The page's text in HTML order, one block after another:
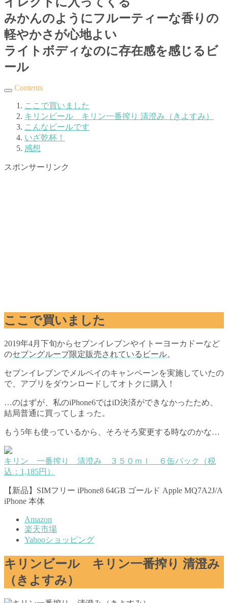
みかんのようにフルーティーな香りの
軽やかさが心地よい
ライトボディなのに存在感を感じるビ
ール
Contents
ここで買いました
キリンビール キリン一番搾り 清澄み（きよすみ）
こんなビールです
いざ乾杯！
感想
スポンサーリンク
ここで買いました
2019年4月下旬からセブンイレブンやイトーヨーカドーなど
のセブングループ限定販売されているビール。
セブンイレブンでメルペイのキャンペーンを実施していたの
で、アプリをダウンロードしてオトクに購入！
…のはずが、私のiPhone6ではiD決済ができなかったため、
結局普通に買ってしまった。
もう5年も使っているから、そろそろ変更する時なのかな…
キリン 一番搾り 清澄み ３５０ｍｌ ６缶パック（税
込：1,185円）
【新品】SIMフリー iPhone8 64GB ゴールド Apple MQ7A2J/A
iPhone 本体
Amazon
楽天市場
Yahooショッピング
キリンビール キリン一番搾り 清澄み
（きよすみ）